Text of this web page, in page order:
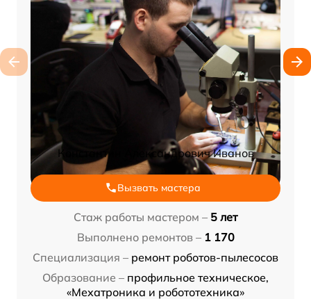
Константин Александрович Иванов
Вызвать мастера
Стаж работы мастером – 5 лет
Выполнено ремонтов – 1 170
Специализация – ремонт роботов-пылесосов
Образование – профильное техническое,
«Мехатроника и робототехника»